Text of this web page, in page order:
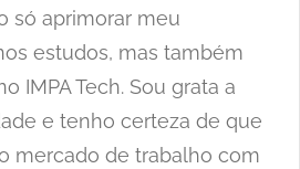
só aprimorar meu
estudos, mas também
IMPA Tech. Sou grata a
e tenho certeza de que
mercado de trabalho com